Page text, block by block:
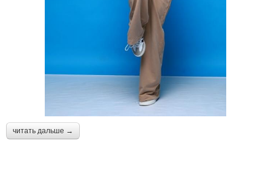
читать дальше →